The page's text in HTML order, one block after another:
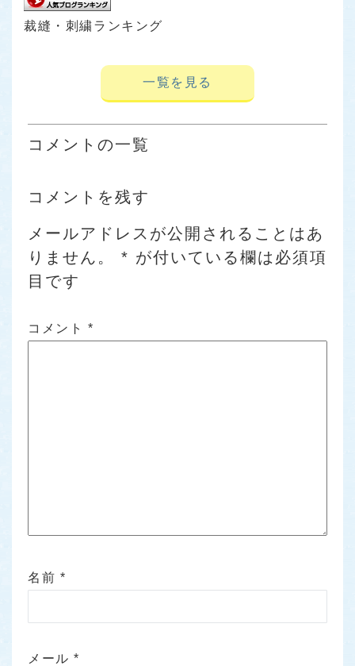
裁縫・刺繍ランキング
一覧を見る
コメントの一覧
コメントを残す
メールアドレスが公開されることはあ
りません。
* が付いている欄は必須項
目です
コメント *
名前 *
メール*